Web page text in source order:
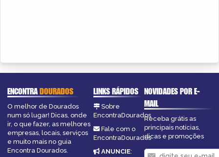
ENCONTRADOURADOS
O melhor de Dourados
num só lugar! Dicas, onde
ir, o que fazer, as melhores
empresas, locais, serviços
e muito mais no guia
Encontra Dourados.
LINKS RÁPIDOS
Sobre
EncontraDourados
Fale com o
EncontraDourados
ANUNCIE:
NOVIDADES POR E-
MAIL
Receba grátis as
principais notícias,
dicas e promoções